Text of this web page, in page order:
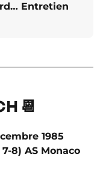
Entretien
📆
1985
8) AS Monaco